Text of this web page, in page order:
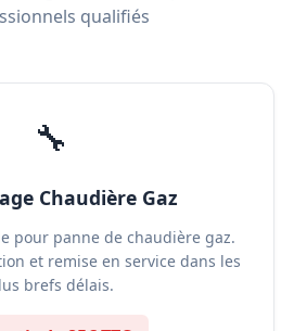
qualifiés
🔧
Chaudière Gaz
pour panne de chaudière gaz.
et remise en service dans les
brefs délais.